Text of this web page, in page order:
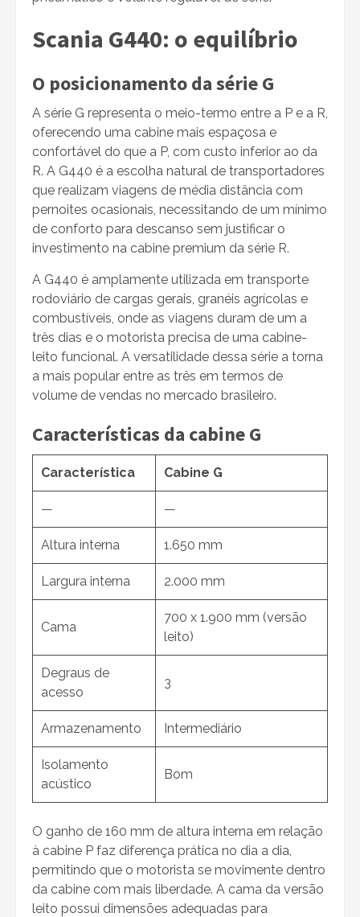
Scania G440: o equilíbrio
O posicionamento da série G
A série G representa o meio-termo entre a P e a R,
oferecendo uma cabine mais espaçosa e
confortável do que a P, com custo inferior ao da
R. A G440 é a escolha natural de transportadores
que realizam viagens de média distância com
pernoites ocasionais, necessitando de um mínimo
de conforto para descanso sem justificar o
investimento na cabine premium da série R.
A G440 é amplamente utilizada em transporte
rodoviário de cargas gerais, granéis agrícolas e
combustíveis, onde as viagens duram de um a
três dias e o motorista precisa de uma cabine-
leito funcional. A versatilidade dessa série a torna
a mais popular entre as três em termos de
volume de vendas no mercado brasileiro.
Características da cabine G
Característica Cabine G
— —
Altura interna 1.650 mm
Largura interna 2.000 mm
Cama
700 x 1.900 mm (versão
leito)
Degraus de
acesso
3
Armazenamento Intermediário
Isolamento
acústico
Bom
O ganho de 160 mm de altura interna em relação
à cabine P faz diferença prática no dia a dia,
permitindo que o motorista se movimente dentro
da cabine com mais liberdade. A cama da versão
leito possui dimensões adequadas para